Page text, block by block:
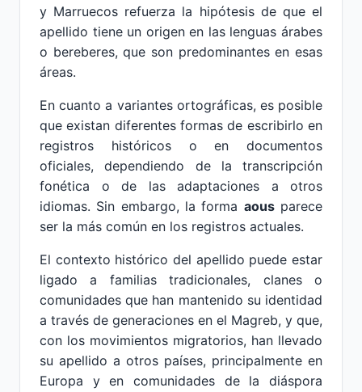
y Marruecos refuerza la hipótesis de que el
apellido tiene un origen en las lenguas árabes
o bereberes, que son predominantes en esas
áreas.
En cuanto a variantes ortográficas, es posible
que existan diferentes formas de escribirlo en
registros históricos o en documentos
oficiales, dependiendo de la transcripción
fonética o de las adaptaciones a otros
idiomas. Sin embargo, la forma aousparece
ser la más común en los registros actuales.
El contexto histórico del apellido puede estar
ligado a familias tradicionales, clanes o
comunidades que han mantenido su identidad
a través de generaciones en el Magreb, y que,
con los movimientos migratorios, han llevado
su apellido a otros países, principalmente en
Europa y en comunidades de la diáspora